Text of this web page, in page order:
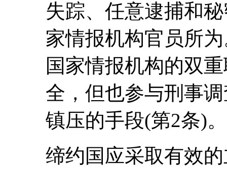
失踪、任意逮捕和
家情报机构官员所
国家情报机构的双
全，但也参与刑事
镇压的手段(第2条)。
缔约国应采取有效